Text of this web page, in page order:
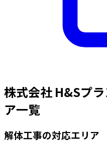
株式会社 H&Sプ
ア一覧
解体工事の対応エリア